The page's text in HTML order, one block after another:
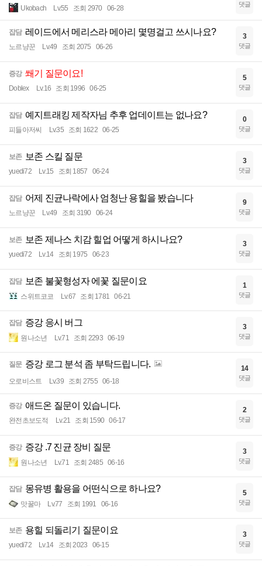
Ukobach Lv.55 조회 2970 06-28 댓글
잡담 레이드에서 메리스라 메아리 몇명걸고 쓰시나요?
노르냥꾼 Lv.49 조회 2075 06-26
3
댓글
증강 쐐기 질문이요!
Doblex Lv.16 조회 1996 06-25
5
댓글
잡담 예지트래킹 제작자님 추후 업데이트는 없나요?
피들아저씨 Lv.35 조회 1622 06-25
0
댓글
보존 보존 스킬 질문
yuedi72 Lv.15 조회 1857 06-24
3
댓글
잡담 어제 진균나락에사 엄청난 용힐을 봤습니다
노르냥꾼 Lv.49 조회 3190 06-24
9
댓글
보존 보존 제나스 치감 힐업 어떻게 하시나요?
yuedi72 Lv.14 조회 1975 06-23
3
댓글
잡담 보존 불꽃형성자 에꽃 질문이요
스위트코코 Lv.67 조회 1781 06-21
1
댓글
잡담 증강 응시 버그
원나소년 Lv.71 조회 2293 06-19
3
댓글
질문 증강 로그 분석 좀 부탁드립니다.
오로비스트 Lv.39 조회 2755 06-18
14
댓글
증강 애드온 질문이 있습니다.
완전초보도적 Lv.21 조회 1590 06-17
2
댓글
증강 증강 .7 진균 장비 질문
원나소년 Lv.71 조회 2485 06-16
3
댓글
잡담 몽유병 활용을 어떤식으로 하나요?
맛꿀마 Lv.77 조회 1991 06-16
5
댓글
보존 용힐 되돌리기 질문이요
yuedi72 Lv.14 조회 2023 06-15
3
댓글